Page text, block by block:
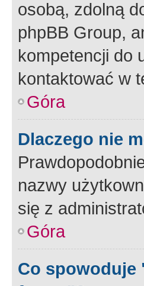
osobą, zdolną
phpBB Group,
kompetencji do
kontaktować w
Góra
Dlaczego nie
nazwy
się z
Góra
Co spowoduje